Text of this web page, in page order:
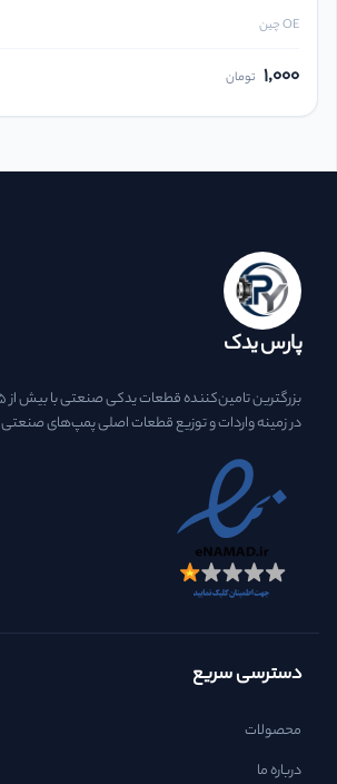
OE چین
1,000 تومان
پارس یدک
در زمینه واردات و توزیع قطعات اصلی پمپ‌های صنعتی
دسترسی سریع
محصولات
درباره ما